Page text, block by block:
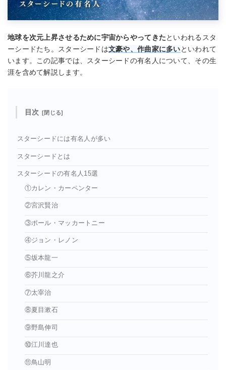
地球を次元上昇させるために宇宙からやってきたといわれるスタ
ーシードたち。スターシードは文豪や、作曲家に多いといわれて
います。この記事では、スターシードの有名人について、その生
涯を含めて解説します。
目次
スターシードには有名人が多い
スターシードとは
スターシードの有名人15選
①カレン・カーペンター
②宮沢賢治
③ポール・マッカートニー
④ジョン・レノン
⑤坂本龍一
⑥芥川龍之介
⑦太宰治
⑧夏目漱石
⑨野島伸司
⑩江川達也
⑪鳥山明